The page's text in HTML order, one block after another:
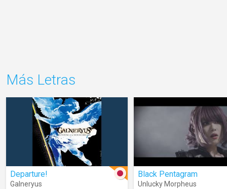
Más Letras
Departure!
Galneryus
Black Pentagram
Unlucky Morpheus